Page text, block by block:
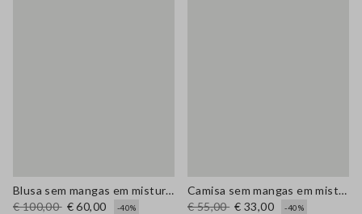
Blusa sem mangas em mistura de viscose branca, regular fit
€ 100,00 € 60,00
-40%
Camisa sem mangas em mistura de algodão denim azul regular fit
€ 55,00 € 33,00
-40%